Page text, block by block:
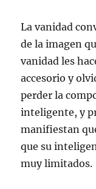
La vanidad
de la imagen
vanidad les
accesorio y
perder la
inteligente, y
manifiestan
que su
muy limitados.